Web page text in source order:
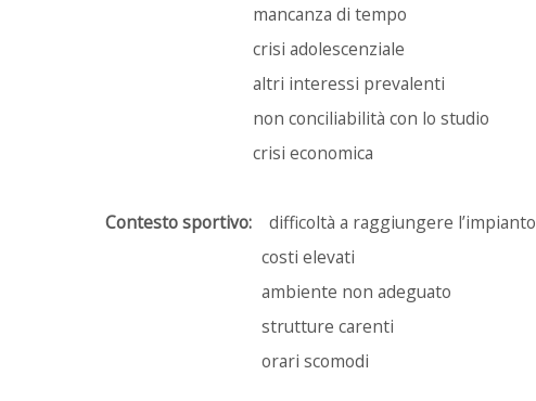
mancanza di tempo
crisi adolescenziale
altri interessi prevalenti
non conciliabilità con lo studio
crisi economica
Contesto sportivo: difficoltà a raggiungere l’impianto
costi elevati
ambiente non adeguato
strutture carenti
orari scomodi